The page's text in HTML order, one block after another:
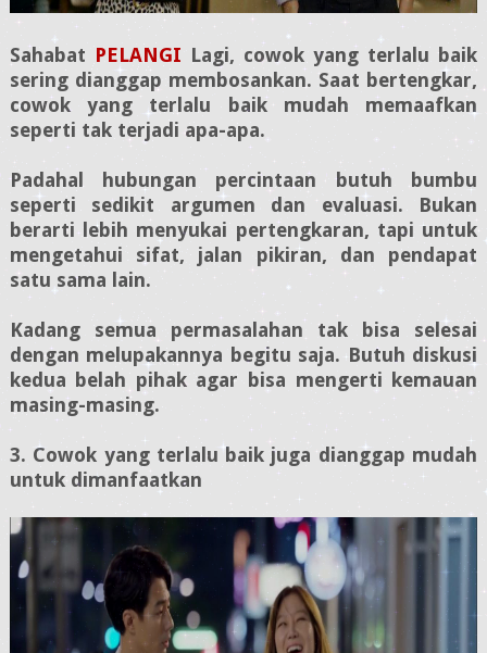
Sahabat PELANGI Lagi, cowok yang terlalu baik
sering dianggap membosankan. Saat bertengkar,
cowok yang terlalu baik mudah memaafkan
seperti tak terjadi apa-apa.
Padahal hubungan percintaan butuh bumbu
seperti sedikit argumen dan evaluasi. Bukan
berarti lebih menyukai pertengkaran, tapi untuk
mengetahui sifat, jalan pikiran, dan pendapat
satu sama lain.
Kadang semua permasalahan tak bisa selesai
dengan melupakannya begitu saja. Butuh diskusi
kedua belah pihak agar bisa mengerti kemauan
masing-masing.
3. Cowok yang terlalu baik juga dianggap mudah
untuk dimanfaatkan